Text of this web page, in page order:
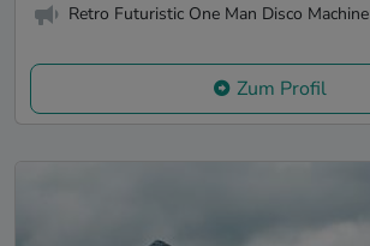
Retro Futuristic One Man Disco Machine
Zum Profil